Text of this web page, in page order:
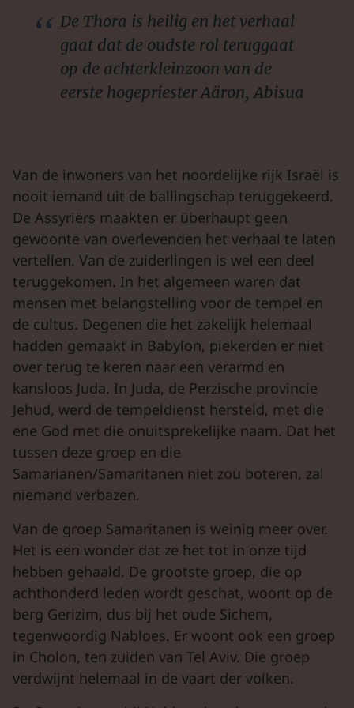
De Thora is heilig en het verhaal
gaat dat de oudste rol teruggaat
op de achterkleinzoon van de
eerste hogepriester Aäron, Abisua
Van de inwoners van het noordelijke rijk Israël is
nooit iemand uit de ballingschap teruggekeerd.
De Assyriërs maakten er überhaupt geen
gewoonte van overlevenden het verhaal te laten
vertellen. Van de zuiderlingen is wel een deel
teruggekomen. In het algemeen waren dat
mensen met belangstelling voor de tempel en
de cultus. Degenen die het zakelijk helemaal
hadden gemaakt in Babylon, piekerden er niet
over terug te keren naar een verarmd en
kansloos Juda. In Juda, de Perzische provincie
Jehud, werd de tempeldienst hersteld, met die
ene God met die onuitsprekelijke naam. Dat het
tussen deze groep en die
Samarianen/Samaritanen niet zou boteren, zal
niemand verbazen.
Van de groep Samaritanen is weinig meer over.
Het is een wonder dat ze het tot in onze tijd
hebben gehaald. De grootste groep, die op
achthonderd leden wordt geschat, woont op de
berg Gerizim, dus bij het oude Sichem,
tegenwoordig Nabloes. Er woont ook een groep
in Cholon, ten zuiden van Tel Aviv. Die groep
verdwijnt helemaal in de vaart der volken.